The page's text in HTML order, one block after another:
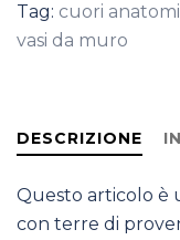
Tag: cuori
vasi da muro
DESCRIZIONE
Questo articolo è
con terre di